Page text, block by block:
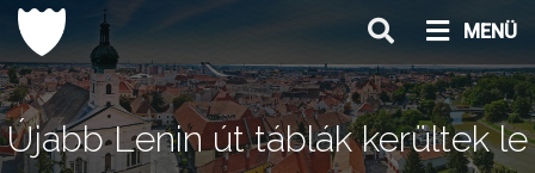
Ugrás
tartalomhoz
MENÜ
Újabb Lenin út táblák kerültek le